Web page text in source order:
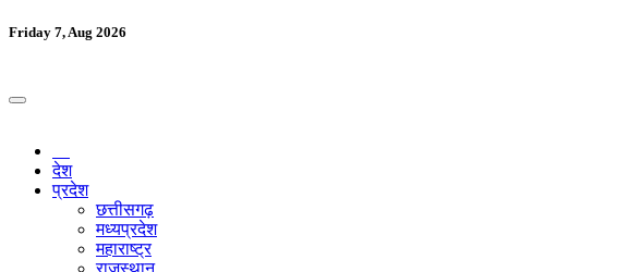
Friday 7, Aug 2026
देश
प्रदेश
छत्तीसगढ़
मध्यप्रदेश
महाराष्ट्र